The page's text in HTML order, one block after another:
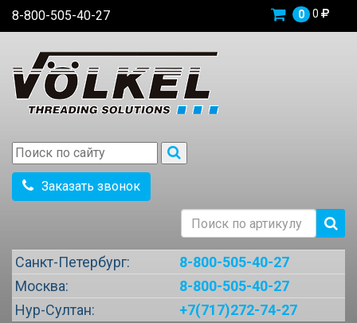
8-800-505-40-27 0 0
Заказать звонок
Санкт-Петербург:
8-800-505-40-27
Москва:
8-800-505-40-27
Нур-Султан:
+7(717)272-74-27